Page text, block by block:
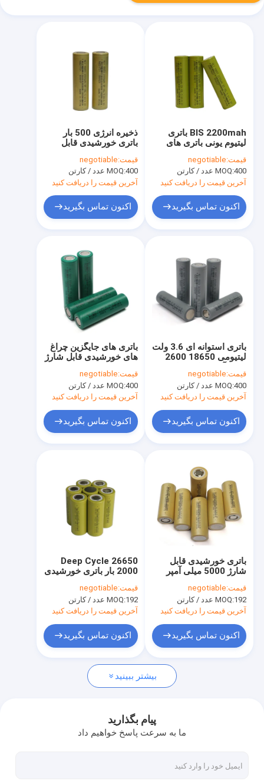
محصولات
درباره ما
تور کارخانه
با ما تماس بگیرید
سلول باتری لیتیوم یون
باتری لیتیوم یون قابل شارژ
باتری خورشیدی قابل شارژ
ذخیره انرژی 500 بار
باتری خورشیدی قابل
میلی آمپر ساعت 18650
قیمت:negotiable
MOQ:400 عدد / کارتن
آخرین قیمت را دریافت کنید
اکنون تماس بگیرید
BIS 2200mah باتری
لیتیوم یونی باتری های
برای چراغ های فضای باز
قیمت:negotiable
MOQ:400 عدد / کارتن
آخرین قیمت را دریافت کنید
اکنون تماس بگیرید
باتری های جایگزین چراغ
های خورشیدی قابل شارژ
2500mAh
قیمت:negotiable
MOQ:400 عدد / کارتن
آخرین قیمت را دریافت کنید
اکنون تماس بگیرید
باتری استوانه ای 3.6 ولت
لیتیومی 18650 2600
چراغ قوه قابل شارژ
قیمت:negotiable
MOQ:400 عدد / کارتن
آخرین قیمت را دریافت کنید
اکنون تماس بگیرید
Deep Cycle 26650
2000 بار باتری خورشیدی
برای چراغ خیابان
خورشیدی
قیمت:negotiable
MOQ:192 عدد / کارتن
آخرین قیمت را دریافت کنید
اکنون تماس بگیرید
باتری خورشیدی قابل
شارژ 5000 میلی آمپر
26650 با ظرفیت بالا
قیمت:negotiable
MOQ:192 عدد / کارتن
آخرین قیمت را دریافت کنید
اکنون تماس بگیرید
بیشتر ببینید
پیام بگذارید
ما به سرعت پاسخ خواهیم داد